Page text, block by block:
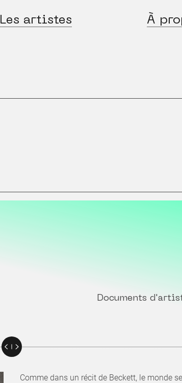
Les artistes À
Documents
Comme dans un récit de Beckett, le monde